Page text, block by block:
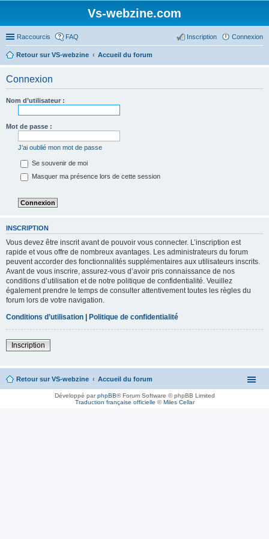
Vs-webzine.com
Raccourcis FAQ Connexion
Inscription
Retour sur VS-webzine Accueil du forum
Connexion
Nom d’utilisateur :
Mot de passe :
J’ai oublié mon mot de passe
Se souvenir de moi
Masquer ma présence lors de cette session
INSCRIPTION
Vous devez être inscrit avant de pouvoir vous connecter. L’inscription est
rapide et vous offre de nombreux avantages. Les administrateurs du forum
peuvent accorder des fonctionnalités supplémentaires aux utilisateurs inscrits.
Avant de vous inscrire, assurez-vous d’avoir pris connaissance de nos
conditions d’utilisation et de notre politique de confidentialité. Veuillez
également prendre le temps de consulter attentivement toutes les règles du
forum lors de votre navigation.
Conditions d’utilisation | Politique de confidentialité
Inscription
Retour sur VS-webzine Accueil du forum
Développé parphpBB® Forum Software © phpBB Limited
Traduction française officielle ©Miles Cellar